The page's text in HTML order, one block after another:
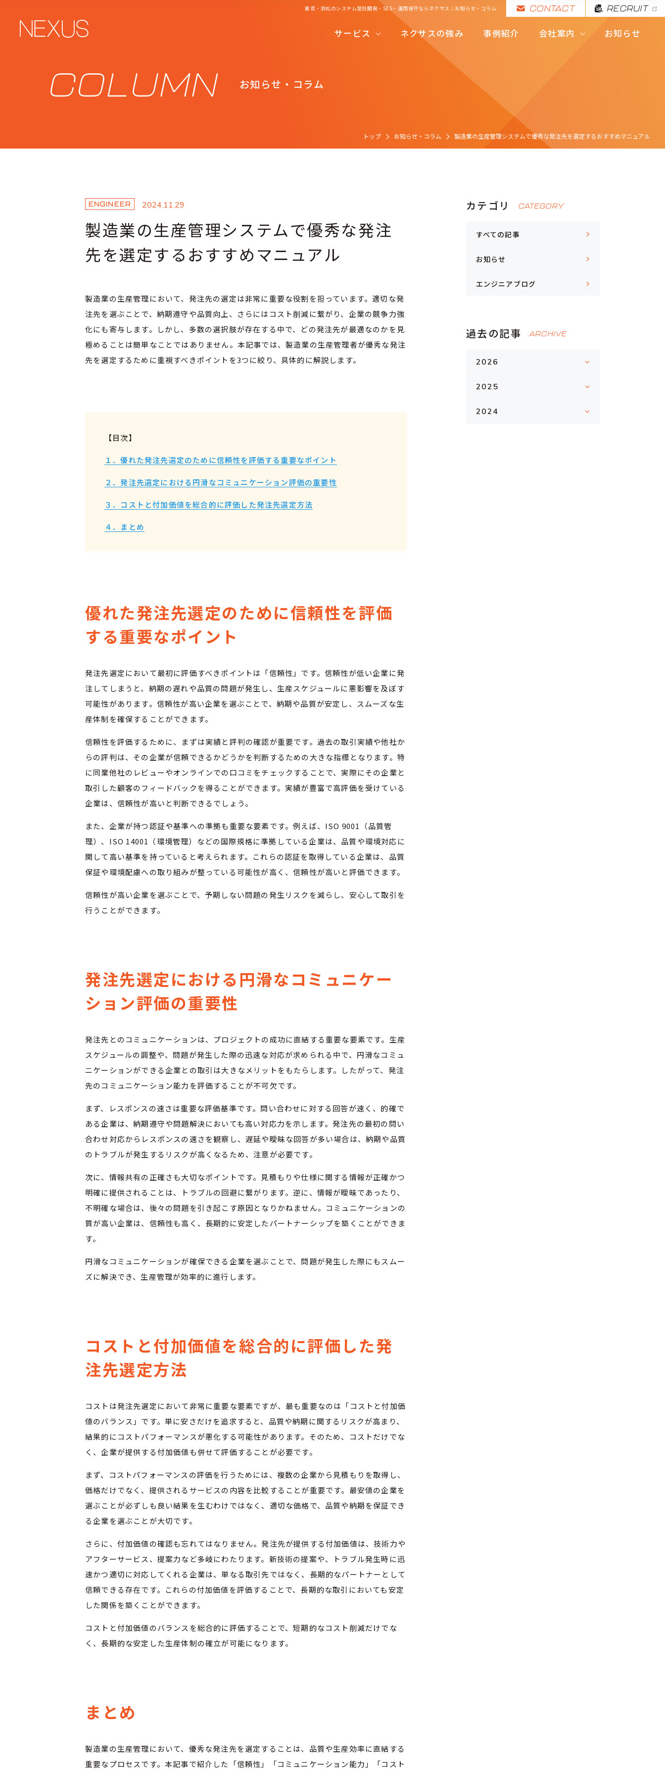
東京・浜松のシステム受託開発・SES・運用保守ならネクサス｜お知らせ・コラム CONTACT RECRUIT
サービス
システム受託開発
システムエンジリアニングサービス
ネクサスの強み 事例紹介 会社案内 お知らせ
システムコンサルティング
システムエンジリアニングサービス
代表挨拶・理念
拠点・会社概要
COLUMN お知らせ・コラム
トップ お知らせ・コラム 製造業の生産管理システムで優秀な発注先を選定するおすすめマニュアル
ENGINEER 2024.11.29
製造業の生産管理システムで優秀な発注
先を選定するおすすめマニュアル
製造業の生産管理において、発注先の選定は非常に重要な役割を担っています。適切な発
注先を選ぶことで、納期遵守や品質向上、さらにはコスト削減に繋がり、企業の競争力強
化にも寄与します。しかし、多数の選択肢が存在する中で、どの発注先が最適なのかを見
極めることは簡単なことではありません。本記事では、製造業の生産管理者が優秀な発注
先を選定するために重視すべきポイントを3つに絞り、具体的に解説します。
【目次】
１．優れた発注先選定のために信頼性を評価する重要なポイント
２．発注先選定における円滑なコミュニケーション評価の重要性
３．コストと付加価値を総合的に評価した発注先選定方法
４．まとめ
優れた発注先選定のために信頼性を評価
する重要なポイント
発注先選定において最初に評価すべきポイントは「信頼性」です。信頼性が低い企業に発
注してしまうと、納期の遅れや品質の問題が発生し、生産スケジュールに悪影響を及ぼす
可能性があります。信頼性が高い企業を選ぶことで、納期や品質が安定し、スムーズな生
産体制を確保することができます。
信頼性を評価するために、まずは実績と評判の確認が重要です。過去の取引実績や他社か
らの評判は、その企業が信頼できるかどうかを判断するための大きな指標となります。特
に同業他社のレビューやオンラインでの口コミをチェックすることで、実際にその企業と
取引した顧客のフィードバックを得ることができます。実績が豊富で高評価を受けている
企業は、信頼性が高いと判断できるでしょう。
また、企業が持つ認証や基準への準拠も重要な要素です。例えば、ISO 9001（品質管
理）、ISO 14001（環境管理）などの国際規格に準拠している企業は、品質や環境対応に
関して高い基準を持っていると考えられます。これらの認証を取得している企業は、品質
保証や環境配慮への取り組みが整っている可能性が高く、信頼性が高いと評価できます。
信頼性が高い企業を選ぶことで、予期しない問題の発生リスクを減らし、安心して取引を
行うことができます。
発注先選定における円滑なコミュニケー
ション評価の重要性
発注先とのコミュニケーションは、プロジェクトの成功に直結する重要な要素です。生産
スケジュールの調整や、問題が発生した際の迅速な対応が求められる中で、円滑なコミュ
ニケーションができる企業との取引は大きなメリットをもたらします。したがって、発注
先のコミュニケーション能力を評価することが不可欠です。
まず、レスポンスの速さは重要な評価基準です。問い合わせに対する回答が速く、的確で
ある企業は、納期遵守や問題解決においても高い対応力を示します。発注先の最初の問い
合わせ対応からレスポンスの速さを観察し、遅延や曖昧な回答が多い場合は、納期や品質
のトラブルが発生するリスクが高くなるため、注意が必要です。
次に、情報共有の正確さも大切なポイントです。見積もりや仕様に関する情報が正確かつ
明確に提供されることは、トラブルの回避に繋がります。逆に、情報が曖昧であったり、
不明確な場合は、後々の問題を引き起こす原因となりかねません。コミュニケーションの
質が高い企業は、信頼性も高く、長期的に安定したパートナーシップを築くことができま
す。
円滑なコミュニケーションが確保できる企業を選ぶことで、問題が発生した際にもスムー
ズに解決でき、生産管理が効率的に進行します。
コストと付加価値を総合的に評価した発
注先選定方法
コストは発注先選定において非常に重要な要素ですが、最も重要なのは「コストと付加価
値のバランス」です。単に安さだけを追求すると、品質や納期に関するリスクが高まり、
結果的にコストパフォーマンスが悪化する可能性があります。そのため、コストだけでな
く、企業が提供する付加価値も併せて評価することが必要です。
まず、コストパフォーマンスの評価を行うためには、複数の企業から見積もりを取得し、
価格だけでなく、提供されるサービスの内容を比較することが重要です。最安値の企業を
選ぶことが必ずしも良い結果を生むわけではなく、適切な価格で、品質や納期を保証でき
る企業を選ぶことが大切です。
さらに、付加価値の確認も忘れてはなりません。発注先が提供する付加価値は、技術力や
アフターサービス、提案力など多岐にわたります。新技術の提案や、トラブル発生時に迅
速かつ適切に対応してくれる企業は、単なる取引先ではなく、長期的なパートナーとして
信頼できる存在です。これらの付加価値を評価することで、長期的な取引においても安定
した関係を築くことができます。
コストと付加価値のバランスを総合的に評価することで、短期的なコスト削減だけでな
く、長期的な安定した生産体制の確立が可能になります。
まとめ
製造業の生産管理において、優秀な発注先を選定することは、品質や生産効率に直結する
重要なプロセスです。本記事で紹介した「信頼性」「コミュニケーション能力」「コスト
カテゴリ CATEGORY
すべての記事
お知らせ
エンジニアブログ
過去の記事 ARCHIVE
2026
2025
2024